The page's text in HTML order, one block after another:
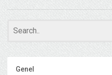
Genel